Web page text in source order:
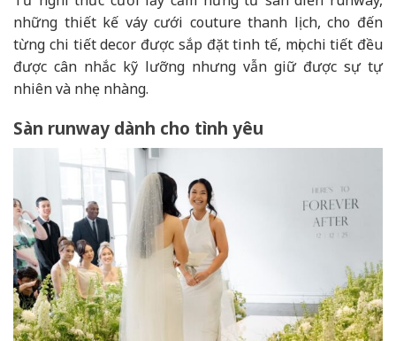
những thiết kế váy cưới couture thanh lịch, cho đến
từng chi tiết decor được sắp đặt tinh tế, mọi chi tiết đều
được cân nhắc kỹ lưỡng nhưng vẫn giữ được sự tự
nhiên và nhẹ nhàng.
Sàn runway dành cho tình yêu